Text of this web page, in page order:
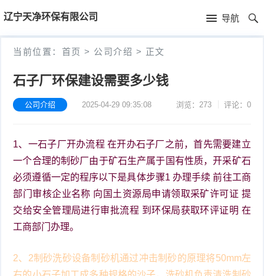
辽宁天净环保有限公司 导航
首
页
首
当前位置： 首页 > 公司介绍 > 正文
石子厂环保建设需要多少钱
公司介绍 2025-04-29 09:35:08 浏览：273 评论：0
1、一石子厂开办流程 在开办石子厂之前，首先需要建立
一个合理的制砂厂由于矿石生产属于国有性质，开采矿石
必须遵循一定的程序以下是具体步骤1 办理手续 前往工商
部门审核企业名称 向国土资源局申请领取采矿许可证 提
交给安全管理局进行审批流程 到环保局获取环评证明 在
工商部门办理。
2、2制砂洗砂设备制砂机通过冲击制砂的原理将50mm左